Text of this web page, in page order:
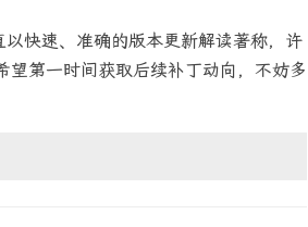
快速、准确的版本更新解读著称，许
望第一时间获取后续补丁动向，不妨多